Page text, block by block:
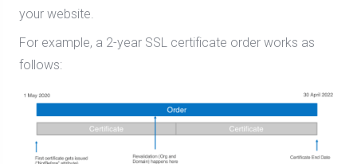
your website.
For example, a 2-year SSL certificate order works as
follows: